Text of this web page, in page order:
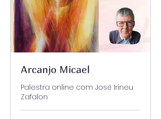
Arcanjo Micael
Palestra online com José Irineu
Zafalon